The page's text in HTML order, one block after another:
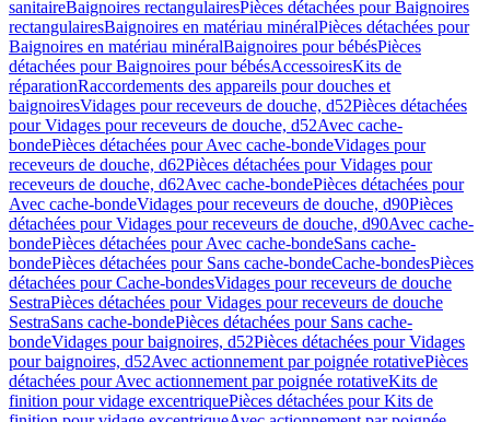
sanitaireBaignoires rectangulairesPièces détachées pour Baignoires
rectangulairesBaignoires en matériau minéralPièces détachées pour
Baignoires en matériau minéralBaignoires pour bébésPièces
détachées pour Baignoires pour bébésAccessoiresKits de
réparationRaccordements des appareils pour douches et
baignoiresVidages pour receveurs de douche, d52Pièces détachées
pour Vidages pour receveurs de douche, d52Avec cache-
bondePièces détachées pour Avec cache-bondeVidages pour
receveurs de douche, d62Pièces détachées pour Vidages pour
receveurs de douche, d62Avec cache-bondePièces détachées pour
Avec cache-bondeVidages pour receveurs de douche, d90Pièces
détachées pour Vidages pour receveurs de douche, d90Avec cache-
bondePièces détachées pour Avec cache-bondeSans cache-
bondePièces détachées pour Sans cache-bondeCache-bondesPièces
détachées pour Cache-bondesVidages pour receveurs de douche
SestraPièces détachées pour Vidages pour receveurs de douche
SestraSans cache-bondePièces détachées pour Sans cache-
bondeVidages pour baignoires, d52Pièces détachées pour Vidages
pour baignoires, d52Avec actionnement par poignée rotativePièces
détachées pour Avec actionnement par poignée rotativeKits de
finition pour vidage excentriquePièces détachées pour Kits de